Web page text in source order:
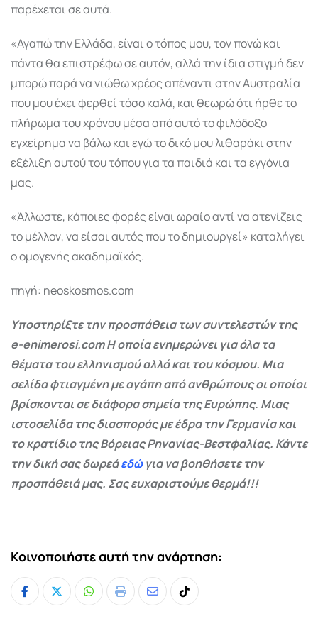
παρέχεται σε αυτά.
«Αγαπώ την Ελλάδα, είναι ο τόπος μου, τον πονώ και
πάντα θα επιστρέφω σε αυτόν, αλλά την ίδια στιγμή δεν
μπορώ παρά να νιώθω χρέος απέναντι στην Αυστραλία
που μου έχει φερθεί τόσο καλά, και θεωρώ ότι ήρθε το
πλήρωμα του χρόνου μέσα από αυτό το φιλόδοξο
εγχείρημα να βάλω και εγώ το δικό μου λιθαράκι στην
εξέλιξη αυτού του τόπου για τα παιδιά και τα εγγόνια
μας.
«Άλλωστε, κάποιες φορές είναι ωραίο αντί να ατενίζεις
το μέλλον, να είσαι αυτός που το δημιουργεί» καταλήγει
ο ομογενής ακαδημαϊκός.
πηγή: neoskosmos.com
Υποστηρίξτε την προσπάθεια των συντελεστών της
e-enimerosi.com Η οποία ενημερώνει για όλα τα
θέματα του ελληνισμού αλλά και του κόσμου. Μια
σελίδα φτιαγμένη με αγάπη από ανθρώπους οι οποίοι
βρίσκονται σε διάφορα σημεία της Ευρώπης. Μιας
ιστοσελίδα της διασποράς με έδρα την Γερμανία και
το κρατίδιο της Βόρειας Ρηνανίας-Βεστφαλίας. Κάντε
την δική σας δωρεάεδώγια να βοηθήσετε την
προσπάθειά μας. Σας ευχαριστούμε θερμά!!!
Κοινοποιήστε αυτή την ανάρτηση:
Whatsapp
Print
ShareTiktok